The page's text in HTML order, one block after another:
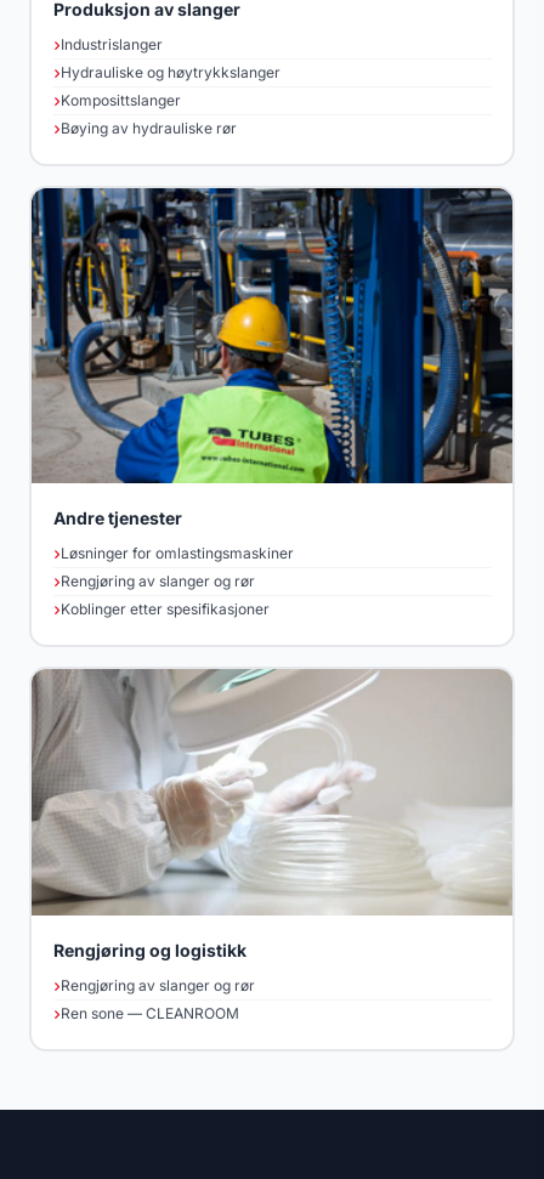
Produksjon av slanger
Industrislanger
Hydrauliske og høytrykkslanger
Komposittslanger
Bøying av hydrauliske rør
Andre tjenester
Løsninger for omlastingsmaskiner
Rengjøring av slanger og rør
Koblinger etter spesifikasjoner
Rengjøring og logistikk
Rengjøring av slanger og rør
Ren sone — CLEANROOM